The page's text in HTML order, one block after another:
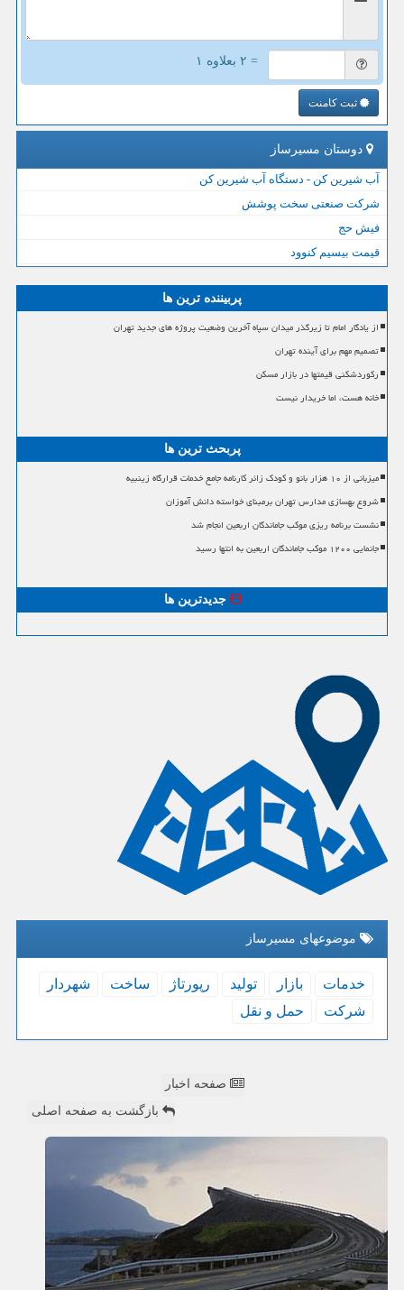
= ۲ بعلاوه ۱
ثبت کامنت
دوستان مسیرساز
آب شیرین کن - دستگاه آب شیرین کن
شرکت صنعتی سخت پوشش
فیش حج
قیمت بیسیم کنوود
پربیننده ترین ها
از یادگار امام تا زیرگذر میدان سپاه آخرین وضعیت پروژه های جدید تهران
تصمیم مهم برای آینده تهران
رکوردشکنی قیمتها در بازار مسکن
خانه هست، اما خریدار نیست
پربحث ترین ها
میزبانی از ۱۰ هزار بانو و کودک زائر کارنامه جامع خدمات قرارگاه زینبیه
شروع بهسازی مدارس تهران برمبنای خواسته دانش آموزان
نشست برنامه ریزی موکب جاماندگان اربعین انجام شد
جانمایی ۱۲۰۰ موکب جاماندگان اربعین به انتها رسید
جدیدترین ها
موضوعهای مسیرساز
خدمات بازار تولید رپورتاژ ساخت
شهردار
شركت
حمل و نقل
صفحه اخبار
بازگشت به صفحه اصلی